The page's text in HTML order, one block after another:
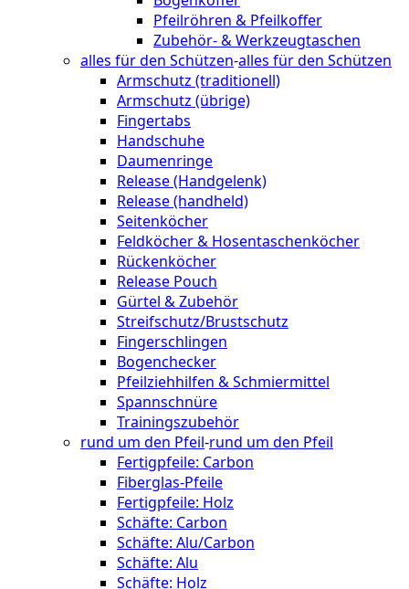
Pfeilröhren & Pfeilkoffer
Zubehör- & Werkzeugtaschen
alles für den Schützen-alles für den Schützen
Armschutz (traditionell)
Armschutz (übrige)
Fingertabs
Handschuhe
Daumenringe
Release (Handgelenk)
Release (handheld)
Seitenköcher
Feldköcher & Hosentaschenköcher
Rückenköcher
Release Pouch
Gürtel & Zubehör
Streifschutz/Brustschutz
Fingerschlingen
Bogenchecker
Pfeilziehhilfen & Schmiermittel
Spannschnüre
Trainingszubehör
rund um den Pfeil-rund um den Pfeil
Fertigpfeile: Carbon
Fiberglas-Pfeile
Fertigpfeile: Holz
Schäfte: Carbon
Schäfte: Alu/Carbon
Schäfte: Alu
Schäfte: Holz